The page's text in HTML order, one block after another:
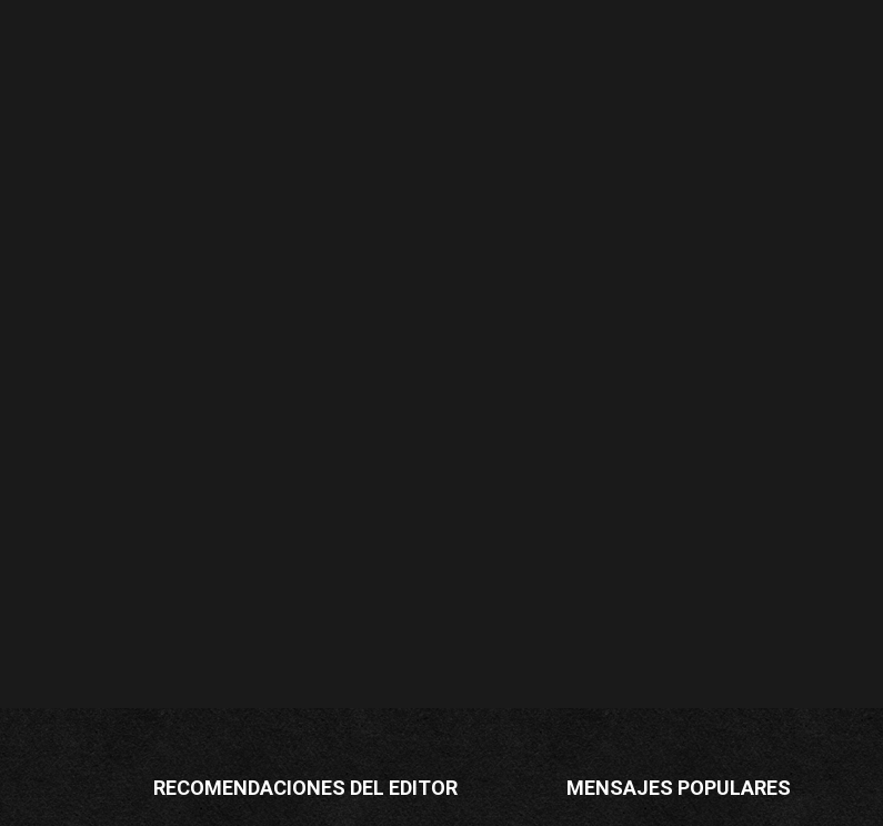
RECOMENDACIONES DEL EDITOR MENSAJES POPULARES